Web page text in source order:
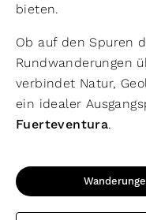
bieten.
Ob auf den Spuren
Rundwanderungen
verbindet Natur,
ein idealer
Fuerteventura.